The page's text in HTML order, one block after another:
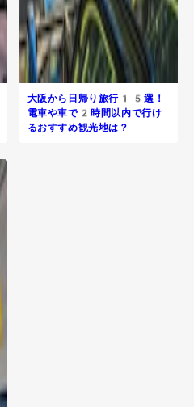
大阪から日帰り旅行​15選！
電車や車で2時間以内で行け
るおすすめ観光地は？